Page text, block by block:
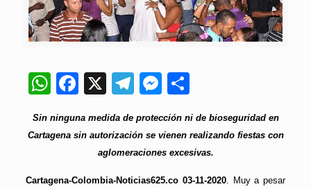
WhatsApp
Facebook
X Telegram
Messenger
Sin ninguna medida de protección ni de bioseguridad en
Cartagena sin autorización se vienen realizando fiestas con
aglomeraciones excesivas.
Cartagena-Colombia-Noticias625.co 03-11-2020. Muy a pesar